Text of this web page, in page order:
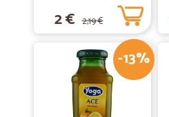
2 € 2,19 €
-13%